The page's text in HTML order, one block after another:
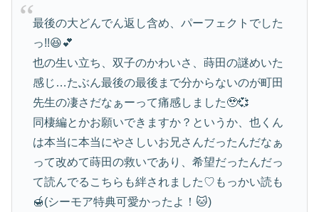
最後の大どんでん返し含め、パーフェクトでした
っ!!😆💕
也の生い立ち、双子のかわいさ、蒔田の謎めいた
感じ…たぶん最後の最後まで分からないのが町田
先生の凄さだなぁーって痛感しました🥹💞
同棲編とかお願いできますか？というか、也くん
は本当に本当にやさしいお兄さんだったんだなぁ
って改めて蒔田の救いであり、希望だったんだっ
て読んでるこちらも絆されました♡もっかい読も
🍯(シーモア特典可愛かったよ！🐱)